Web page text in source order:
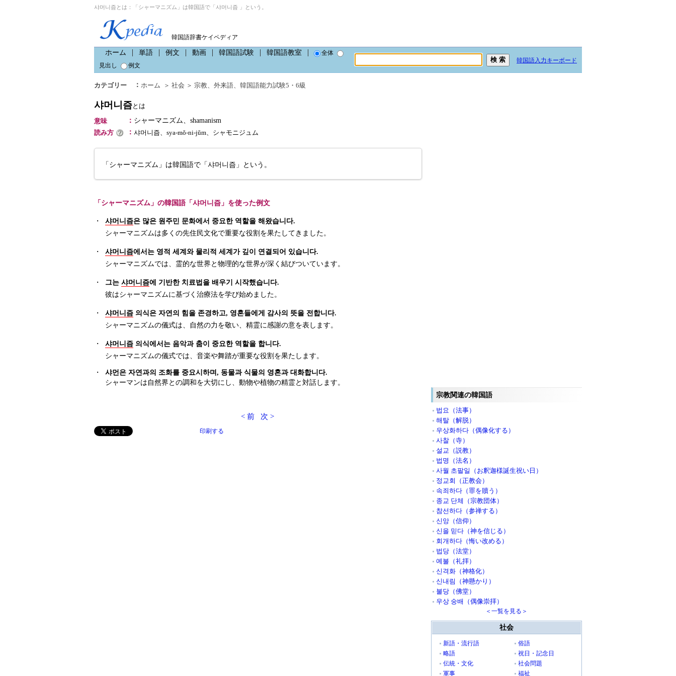
샤머니즘とは：「シャーマニズム」は韓国語で「샤머니즘 」という。
韓国語辞書ケイペディア
ホーム 単語 例文 動画 韓国語試験 韓国語教室
全体
見出し
例文
韓国語入力キーボード
カテゴリー ： ホーム ＞ 社会 ＞ 宗教、 外来語、 韓国語能力試験5・6級
샤머니즘とは
意味
： シャーマニズム、shamanism
読み方
： 샤머니즘、sya-mŏ-ni-jŭm、シャモニジュム
「シャーマニズム」は韓国語で「샤머니즘」という。
「シャーマニズム」の韓国語「샤머니즘」を使った例文
・ 샤머니즘은 많은 원주민 문화에서 중요한 역할을 해왔습니다.
シャーマニズムは多くの先住民文化で重要な役割を果たしてきました。
・ 샤머니즘에서는 영적 세계와 물리적 세계가 깊이 연결되어 있습니다.
シャーマニズムでは、霊的な世界と物理的な世界が深く結びついています。
・ 그는 샤머니즘에 기반한 치료법을 배우기 시작했습니다.
彼はシャーマニズムに基づく治療法を学び始めました。
・ 샤머니즘 의식은 자연의 힘을 존경하고, 영혼들에게 감사의 뜻을 전합니다.
シャーマニズムの儀式は、自然の力を敬い、精霊に感謝の意を表します。
・ 샤머니즘 의식에서는 음악과 춤이 중요한 역할을 합니다.
シャーマニズムの儀式では、音楽や舞踏が重要な役割を果たします。
・
샤먼은 자연과의 조화를 중요시하며, 동물과 식물의 영혼과 대화합니다.
シャーマンは自然界との調和を大切にし、動物や植物の精霊と対話します。
< 前 次 >
印刷する
宗教関連の韓国語
법요（法事）
해탈（解脱）
우상화하다（偶像化する）
사찰（寺）
설교（説教）
법명（法名）
사월 초팔일（お釈迦様誕生祝い日）
정교회（正教会）
속죄하다（罪を贖う）
종교 단체（宗教団体）
참선하다（参禅する）
신앙（信仰）
신을 믿다（神を信じる）
회개하다（悔い改める）
법당（法堂）
예불（礼拝）
신격화（神格化）
신내림（神懸かり）
불당（佛堂）
우상 숭배（偶像崇拝）
＜一覧を見る＞
社会
新語・流行語
俗語
略語
祝日・記念日
伝統・文化
社会問題
軍事
福祉